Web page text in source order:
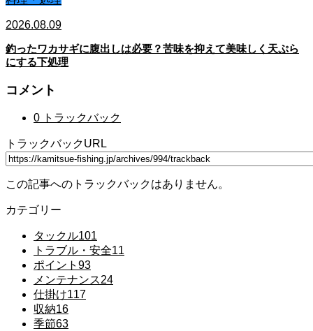
2026.08.09
釣ったワカサギに腹出しは必要？苦味を抑えて美味しく天ぷら
にする下処理
コメント
0 トラックバック
トラックバックURL
この記事へのトラックバックはありません。
カテゴリー
タックル101
トラブル・安全11
ポイント 93
メンテナンス24
仕掛け117
収納16
季節63